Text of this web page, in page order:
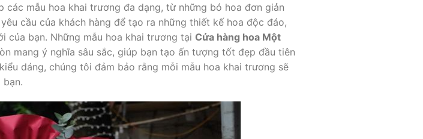
mẫu hoa khai trương đa dạng, từ những bó hoa đơn giản
cầu của khách hàng để tạo ra những thiết kế hoa độc đáo,
của bạn. Những mẫu hoa khai trương tại Cửa hàng hoa Một
mang ý nghĩa sâu sắc, giúp bạn tạo ấn tượng tốt đẹp đầu tiên
dáng, chúng tôi đảm bảo rằng mỗi mẫu hoa khai trương sẽ
bạn.